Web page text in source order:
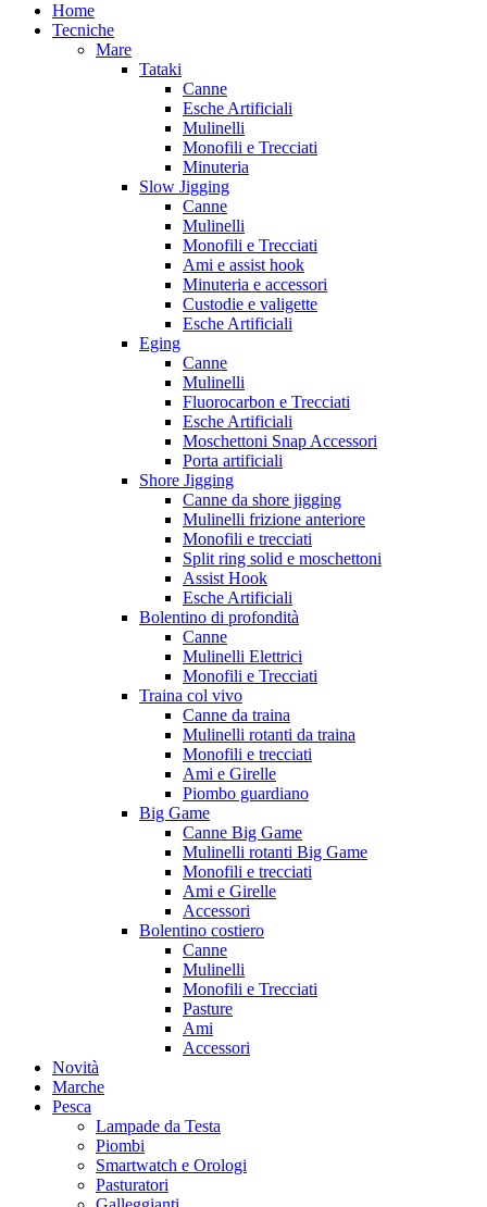
Home
Tecniche
Mare
Tataki
Canne
Esche Artificiali
Mulinelli
Monofili e Trecciati
Minuteria
Slow Jigging
Canne
Mulinelli
Monofili e Trecciati
Ami e assist hook
Minuteria e accessori
Custodie e valigette
Esche Artificiali
Eging
Canne
Mulinelli
Fluorocarbon e Trecciati
Esche Artificiali
Moschettoni Snap Accessori
Porta artificiali
Shore Jigging
Canne da shore jigging
Mulinelli frizione anteriore
Monofili e trecciati
Split ring solid e moschettoni
Assist Hook
Esche Artificiali
Bolentino di profondità
Canne
Mulinelli Elettrici
Monofili e Trecciati
Traina col vivo
Canne da traina
Mulinelli rotanti da traina
Monofili e trecciati
Ami e Girelle
Piombo guardiano
Big Game
Canne Big Game
Mulinelli rotanti Big Game
Monofili e trecciati
Ami e Girelle
Accessori
Bolentino costiero
Canne
Mulinelli
Monofili e Trecciati
Pasture
Ami
Accessori
Novità
Marche
Pesca
Lampade da Testa
Piombi
Smartwatch e Orologi
Pasturatori